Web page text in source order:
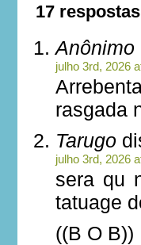
17
Anônimo
julho 3rd, 2026
rasgada
Tarugo
julho 3rd, 2026
sera qu
tatuage
((B O B))